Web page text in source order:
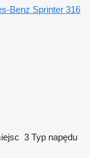
Benz Sprinter 316
3 Typ napędu